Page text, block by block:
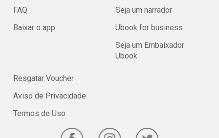
FAQ
Baixar o app
Seja um narrador
Ubook for business
Seja um Embaixador
Ubook
Resgatar Voucher
Aviso de Privacidade
Termos de Uso